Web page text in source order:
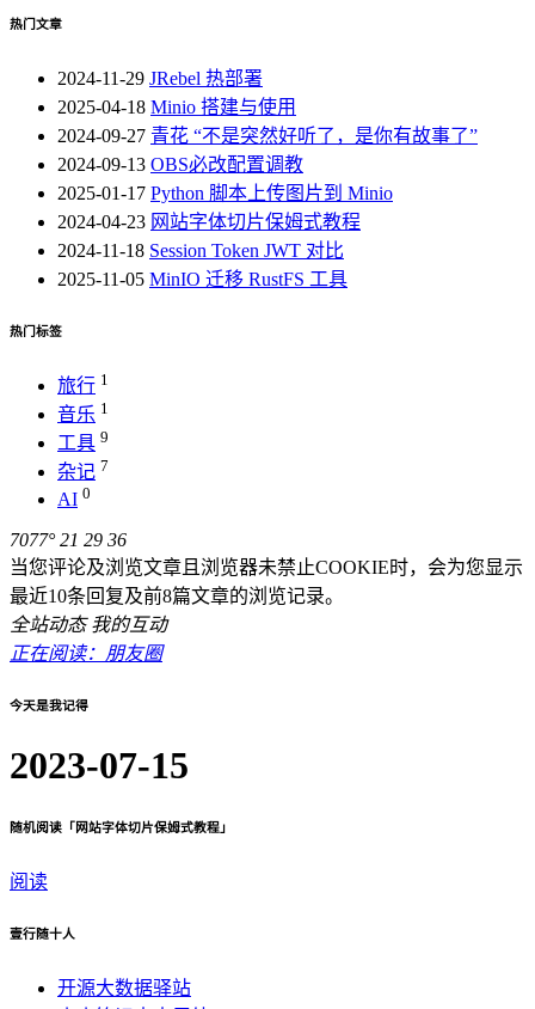
热门文章
2024-11-29 JRebel 热部署
2025-04-18 Minio 搭建与使用
2024-09-27 青花 “不是突然好听了，是你有故事了”
2024-09-13 OBS必改配置调教
2025-01-17 Python 脚本上传图片到 Minio
2024-04-23 网站字体切片保姆式教程
2024-11-18 Session Token JWT 对比
2025-11-05 MinIO 迁移 RustFS 工具
热门标签
旅行 1
音乐 1
工具 9
杂记 7
AI 0
7077° 21 29 36
当您评论及浏览文章且浏览器未禁止COOKIE时，会为您显示
最近10条回复及前8篇文章的浏览记录。
全站动态 我的互动
正在阅读：朋友圈
今天是我记得
2023-07-15
随机阅读「网站字体切片保姆式教程」
阅读
壹行随十人
开源大数据驿站